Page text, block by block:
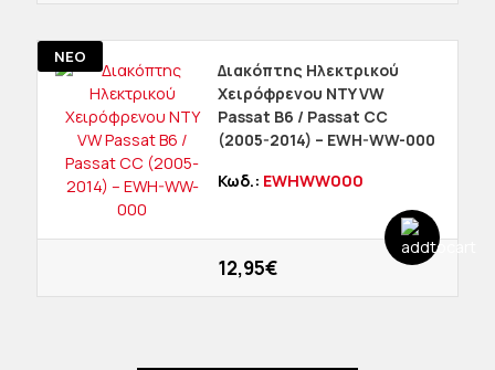
ΝΕΟ
Διακόπτης Ηλεκτρικού
Χειρόφρενου NTY VW
Passat B6 / Passat CC
(2005-2014) – EWH-WW-000
Κωδ.: EWHWW000
12,95€